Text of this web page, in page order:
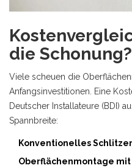
die Schonung?
Viele scheuen die
Anfangsinvestitionen. Eine
Deutscher Installateure (BDI)
Spannbreite:
Konventionelles
Oberflächenmontage